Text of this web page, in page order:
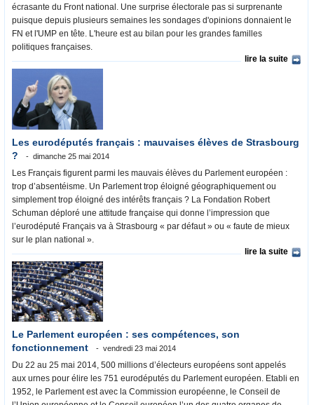
écrasante du Front national. Une surprise électorale pas si surprenante
puisque depuis plusieurs semaines les sondages d'opinions donnaient le
FN et l'UMP en tête. L'heure est au bilan pour les grandes familles
politiques françaises.
lire la suite
Les eurodéputés français : mauvaises élèves de Strasbourg
?
dimanche 25 mai 2014
Les Français figurent parmi les mauvais élèves du Parlement européen :
trop d’absentéisme. Un Parlement trop éloigné géographiquement ou
simplement trop éloigné des intérêts français ? La Fondation Robert
Schuman déploré une attitude française qui donne l’impression que
l’eurodéputé Français va à Strasbourg « par défaut » ou « faute de mieux
sur le plan national ».
lire la suite
Le Parlement européen : ses compétences, son
fonctionnement
vendredi 23 mai 2014
Du 22 au 25 mai 2014, 500 millions d’électeurs européens sont appelés
aux urnes pour élire les 751 eurodéputés du Parlement européen. Etabli en
1952, le Parlement est avec la Commission européenne, le Conseil de